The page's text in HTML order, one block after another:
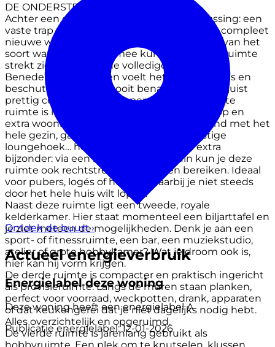
DE ONDERSTE VERDIEPING (KELDER)
Achter een deur in de hal schuilt een verrassing: een
vaste trap naar beneden brengt je naar een compleet
nieuwe woonlaag. Een kelder maar dan één van het
soort waar je écht iets mee kunt. Want deze ruimte
strekt zich uit onder de volledige woning.
Beneden aangekomen voelt het meteen knus en
beschut, nooit koud, nooit benauwend maar juist
prettig constant van temperatuur. De grootste
ruimte is ingericht als een sfeervolle bioscoop en
extra woonkamer of fijne chillplek. Filmavond met het
hele gezin, gamen met vrienden, een rustige
loungehoek… het kan hier allemaal. En extra
bijzonder: via een stalen luik in de tuin kun je deze
ruimte ook rechtstreeks van buiten bereiken. Ideaal
voor pubers, logés of hobby’s waarbij je niet steeds
door het hele huis wilt lopen.
Naast deze ruimte ligt een tweede, royale
kelderkamer. Hier staat momenteel een biljarttafel en
je ziet meteen de mogelijkheden. Denk je aan een
sport- of fitnessruimte, een bar, een muziekstudio,
atelier of grote hobbykamer? Wat je droom ook is,
hier kan hij vorm krijgen.
De derde ruimte is compacter en praktisch ingericht
als provisieruimte. Langs de muren staan planken,
perfect voor voorraad, weckpotten, drank, apparaten
of dat keukengerei dat je niet dagelijks nodig hebt.
Alles overzichtelijk en opgeruimd.
De vierde ruimte is jarenlang gebruikt als
hobbyruimte. Een plek om te knutselen, klussen,
Ontdek de buurt›
Actueel energieverbruik
Energielabel deze woning
Deze woning heeft een energielabelA
Publicatie energielabel: 12-01-2026